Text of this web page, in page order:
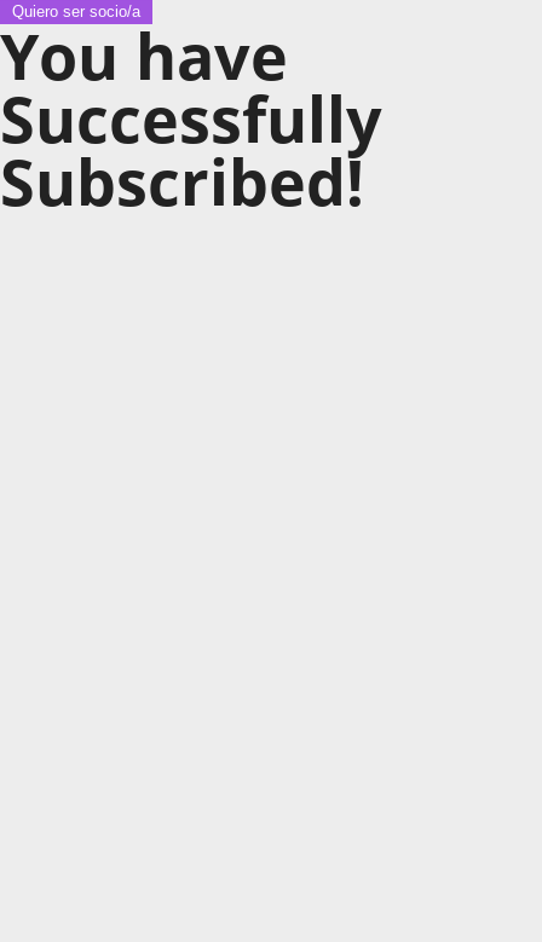
Quiero ser socio/a
You have
Successfully
Subscribed!